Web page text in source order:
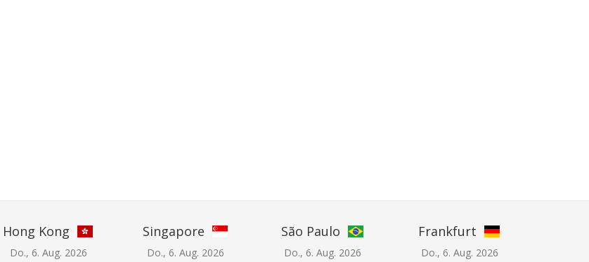
Hong Kong
Do., 6. Aug. 2026
Singapore
Do., 6. Aug. 2026
São Paulo
Do., 6. Aug. 2026
Frankfurt
Do., 6. Aug. 2026